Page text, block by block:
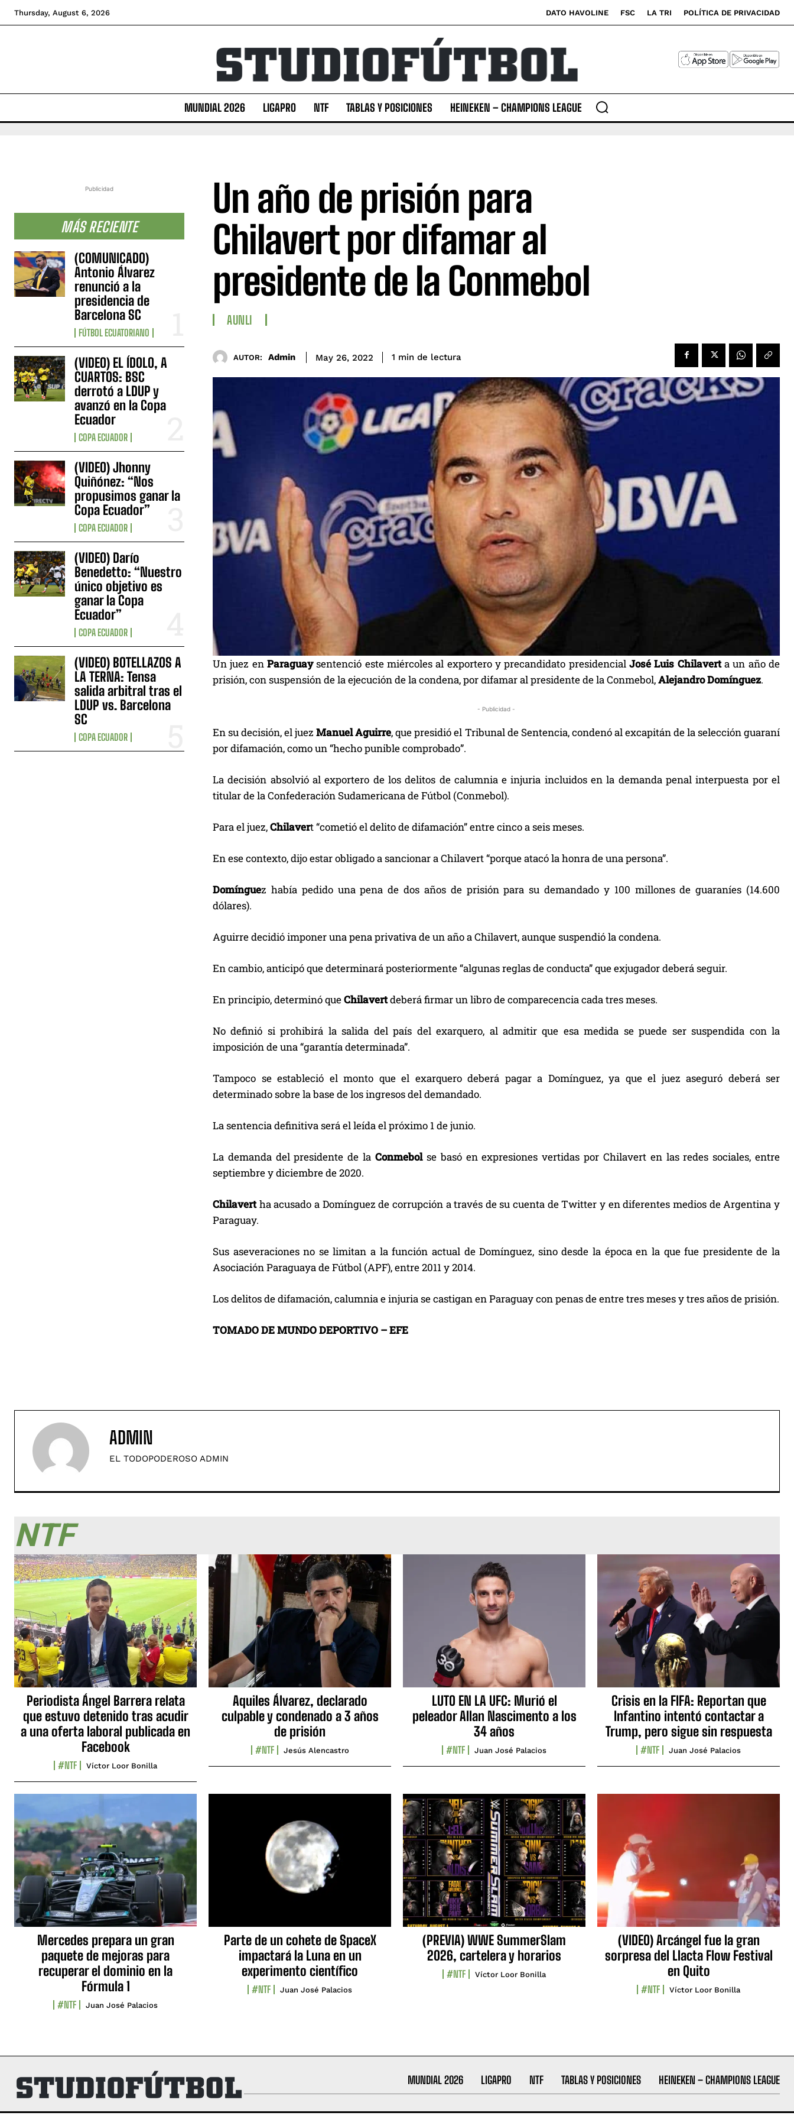
Thursday, August 6, 2026 DATO HAVOLINE FSC LA TRI POLÍTICA DE PRIVACIDAD
MUNDIAL 2026 LIGAPRO NTF TABLAS Y POSICIONES HEINEKEN – CHAMPIONS LEAGUE
Publicidad
MÁS RECIENTE
(COMUNICADO)
Antonio Álvarez
renunció a la
presidencia de
Barcelona SC
FÚTBOL ECUATORIANO
(VIDEO) EL ÍDOLO, A
CUARTOS: BSC
derrotó a LDUP y
avanzó en la Copa
Ecuador
COPA ECUADOR
(VIDEO) Jhonny
Quiñónez: “Nos
propusimos ganar la
Copa Ecuador”
COPA ECUADOR
(VIDEO) Darío
Benedetto: “Nuestro
único objetivo es
ganar la Copa
Ecuador”
COPA ECUADOR
(VIDEO) BOTELLAZOS A
LA TERNA: Tensa
salida arbitral tras el
LDUP vs. Barcelona
SC
COPA ECUADOR
Un año de prisión para
Chilavert por difamar al
presidente de la Conmebol
AUNLI
AUTOR: Admin May 26, 2022 1 min de lectura
Un juez en Paraguaysentenció este miércoles al exportero y precandidato presidencial José Luis Chilaverta un año de
prisión, con suspensión de la ejecución de la condena, por difamar al presidente de la Conmebol,Alejandro Domínguez.
- Publicidad -
En su decisión, el juezManuel Aguirre, que presidió el Tribunal de Sentencia, condenó al excapitán de la selección guaraní
por difamación, como un “hecho punible comprobado”.
La decisión absolvió al exportero de los delitos de calumnia e injuria incluidos en la demanda penal interpuesta por el
titular de la Confederación Sudamericana de Fútbol (Conmebol).
Para el juez,Chilavert “cometió el delito de difamación” entre cinco a seis meses.
En ese contexto, dijo estar obligado a sancionar a Chilavert “porque atacó la honra de una persona”.
Domínguez había pedido una pena de dos años de prisión para su demandado y 100 millones de guaraníes (14.600
dólares).
Aguirre decidió imponer una pena privativa de un año a Chilavert, aunque suspendió la condena.
En cambio, anticipó que determinará posteriormente “algunas reglas de conducta” que exjugador deberá seguir.
En principio, determinó queChilavertdeberá firmar un libro de comparecencia cada tres meses.
No definió si prohibirá la salida del país del exarquero, al admitir que esa medida se puede ser suspendida con la
imposición de una “garantía determinada”.
Tampoco se estableció el monto que el exarquero deberá pagar a Domínguez, ya que el juez aseguró deberá ser
determinado sobre la base de los ingresos del demandado.
La sentencia definitiva será el leída el próximo 1 de junio.
La demanda del presidente de la Conmebol se basó en expresiones vertidas por Chilavert en las redes sociales, entre
septiembre y diciembre de 2020.
Chilavertha acusado a Domínguez de corrupción a través de su cuenta de Twitter y en diferentes medios de Argentina y
Paraguay.
Sus aseveraciones no se limitan a la función actual de Domínguez, sino desde la época en la que fue presidente de la
Asociación Paraguaya de Fútbol (APF), entre 2011 y 2014.
Los delitos de difamación, calumnia e injuria se castigan en Paraguay con penas de entre tres meses y tres años de prisión.
TOMADO DE MUNDO DEPORTIVO – EFE
ADMIN
EL TODOPODEROSO ADMIN
NTF
Periodista Ángel Barrera relata
que estuvo detenido tras acudir
a una oferta laboral publicada en
Facebook
#NTF Víctor Loor Bonilla
Aquiles Álvarez, declarado
culpable y condenado a 3 años
de prisión
#NTF Jesús Alencastro
LUTO EN LA UFC: Murió el
peleador Allan Nascimento a los
34 años
#NTF Juan José Palacios
Crisis en la FIFA: Reportan que
Infantino intentó contactar a
Trump, pero sigue sin respuesta
#NTF Juan José Palacios
Mercedes prepara un gran
paquete de mejoras para
recuperar el dominio en la
Fórmula 1
#NTF Juan José Palacios
Parte de un cohete de SpaceX
impactará la Luna en un
experimento científico
#NTF Juan José Palacios
(PREVIA) WWE SummerSlam
2026, cartelera y horarios
#NTF Víctor Loor Bonilla
(VIDEO) Arcángel fue la gran
sorpresa del Llacta Flow Festival
en Quito
#NTF Víctor Loor Bonilla
MUNDIAL 2026 LIGAPRO NTF TABLAS Y POSICIONES HEINEKEN – CHAMPIONS LEAGUE